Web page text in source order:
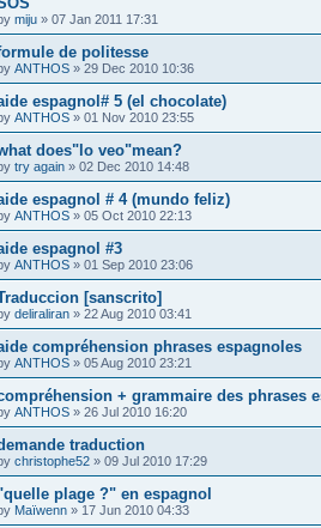
miju » 07 Jan 2011 17:31
de politesse
ANTHOS » 29 Dec 2010 10:36
espagnol# 5 (el chocolate)
ANTHOS » 01 Nov 2010 23:55
does"lo veo"mean?
try again » 02 Dec 2010 14:48
espagnol # 4 (mundo feliz)
ANTHOS » 05 Oct 2010 22:13
espagnol #3
ANTHOS » 01 Sep 2010 23:06
[sanscrito]
deliraliran » 22 Aug 2010 03:41
compréhension phrases espagnoles
ANTHOS » 05 Aug 2010 23:21
+ grammaire des phrases
ANTHOS » 26 Jul 2010 16:20
traduction
christophe52 » 09 Jul 2010 17:29
plage ?" en espagnol
Maïwenn » 17 Jun 2010 04:33